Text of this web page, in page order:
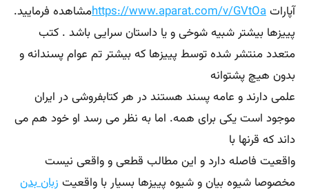
آپاراتhttps://www.aparat.com/v/GVtOaمشاهده فرمایید.
پییزها بیشتر شبیه شوخی و یا داستان سرایی باشد . کتب
متعدد منتشر شده توسط پییزها که بیشتر تم عوام پسندانه و
بدون هیچ پشتوانه
علمی دارند و عامه پسند هستند در هر کتابفروشی در ایران
موجود است یکی برای همه. اما به نظر می رسد او خود هم می
داند که قرنها با
واقعیت فاصله دارد و این مطالب قطعی و واقعی نیست
مخصوصا شیوه بیان و شیوه پییزها بسیار با واقعیت زبان بدن